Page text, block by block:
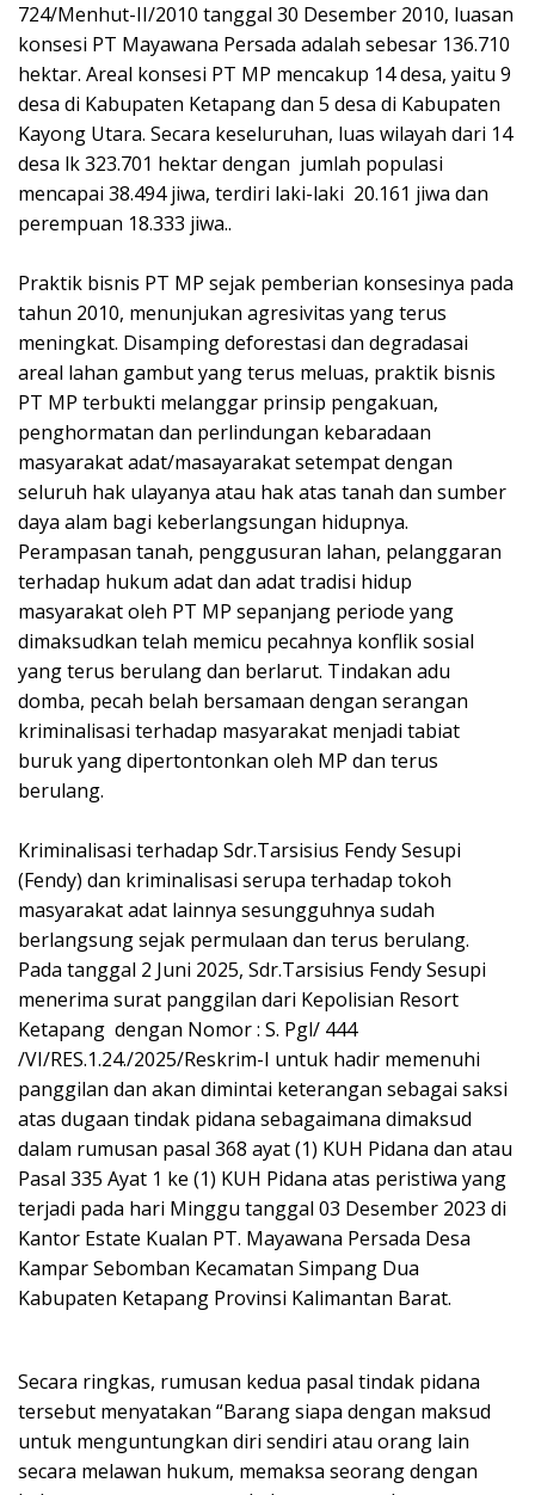
724/Menhut-II/2010 tanggal 30 Desember 2010, luasan
konsesi PT Mayawana Persada adalah sebesar 136.710
hektar. Areal konsesi PT MP mencakup 14 desa, yaitu 9
desa di Kabupaten Ketapang dan 5 desa di Kabupaten
Kayong Utara. Secara keseluruhan, luas wilayah dari 14
desa lk 323.701 hektar dengan jumlah populasi
mencapai 38.494 jiwa, terdiri laki-laki 20.161 jiwa dan
perempuan 18.333 jiwa..
Praktik bisnis PT MP sejak pemberian konsesinya pada
tahun 2010, menunjukan agresivitas yang terus
meningkat. Disamping deforestasi dan degradasai
areal lahan gambut yang terus meluas, praktik bisnis
PT MP terbukti melanggar prinsip pengakuan,
penghormatan dan perlindungan kebaradaan
masyarakat adat/masayarakat setempat dengan
seluruh hak ulayanya atau hak atas tanah dan sumber
daya alam bagi keberlangsungan hidupnya.
Perampasan tanah, penggusuran lahan, pelanggaran
terhadap hukum adat dan adat tradisi hidup
masyarakat oleh PT MP sepanjang periode yang
dimaksudkan telah memicu pecahnya konflik sosial
yang terus berulang dan berlarut. Tindakan adu
domba, pecah belah bersamaan dengan serangan
kriminalisasi terhadap masyarakat menjadi tabiat
buruk yang dipertontonkan oleh MP dan terus
berulang.
Kriminalisasi terhadap Sdr.Tarsisius Fendy Sesupi
(Fendy) dan kriminalisasi serupa terhadap tokoh
masyarakat adat lainnya sesungguhnya sudah
berlangsung sejak permulaan dan terus berulang.
Pada tanggal 2 Juni 2025, Sdr.Tarsisius Fendy Sesupi
menerima surat panggilan dari Kepolisian Resort
Ketapang dengan Nomor : S. Pgl/ 444
/VI/RES.1.24./2025/Reskrim-I untuk hadir memenuhi
panggilan dan akan dimintai keterangan sebagai saksi
atas dugaan tindak pidana sebagaimana dimaksud
dalam rumusan pasal 368 ayat (1) KUH Pidana dan atau
Pasal 335 Ayat 1 ke (1) KUH Pidana atas peristiwa yang
terjadi pada hari Minggu tanggal 03 Desember 2023 di
Kantor Estate Kualan PT. Mayawana Persada Desa
Kampar Sebomban Kecamatan Simpang Dua
Kabupaten Ketapang Provinsi Kalimantan Barat.
Secara ringkas, rumusan kedua pasal tindak pidana
tersebut menyatakan “Barang siapa dengan maksud
untuk menguntungkan diri sendiri atau orang lain
secara melawan hukum, memaksa seorang dengan